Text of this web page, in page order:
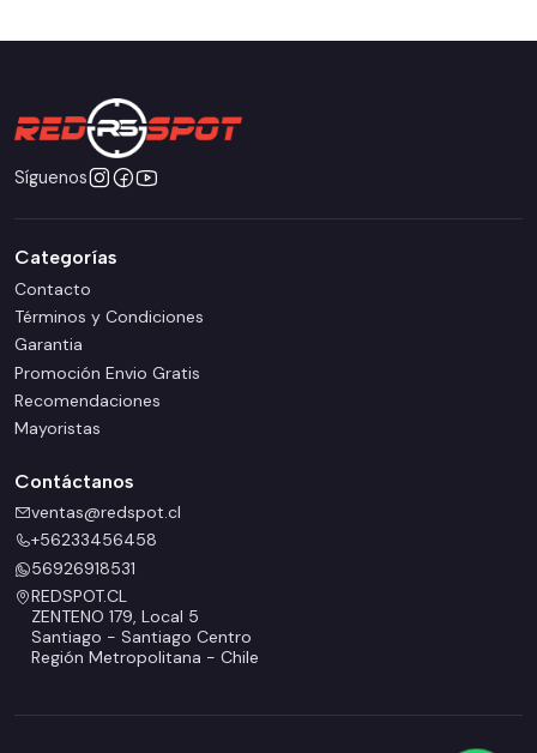
Síguenos
Categorías
Contacto
Términos y Condiciones
Garantia
Promoción Envio Gratis
Recomendaciones
Mayoristas
Contáctanos
ventas@redspot.cl
+56233456458
56926918531
REDSPOT.CL
ZENTENO 179, Local 5
Santiago - Santiago Centro
Región Metropolitana - Chile